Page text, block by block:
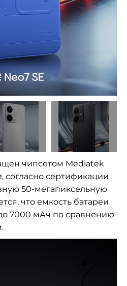
чипсетом Mediatek
согласно сертификации
50-мегапиксельную
что емкость батареи
7000 мАч по сравнению